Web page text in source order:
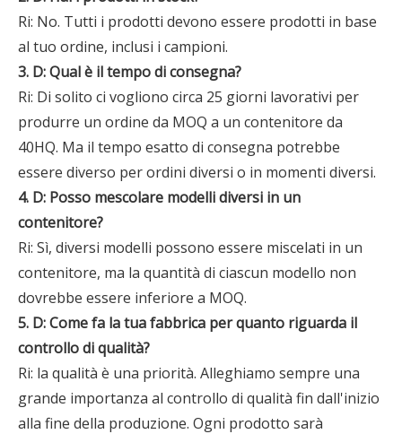
Ri: No. Tutti i prodotti devono essere prodotti in base
al tuo ordine, inclusi i campioni.
3. D: Qual è il tempo di consegna?
Ri: Di ​​solito ci vogliono circa 25 giorni lavorativi per
produrre un ordine da MOQ a un contenitore da
40HQ. Ma il tempo esatto di consegna potrebbe
essere diverso per ordini diversi o in momenti diversi.
4. D: Posso mescolare modelli diversi in un
contenitore?
Ri: Sì, diversi modelli possono essere miscelati in un
contenitore, ma la quantità di ciascun modello non
dovrebbe essere inferiore a MOQ.
5. D: Come fa la tua fabbrica per quanto riguarda il
controllo di qualità?
Ri: la qualità è una priorità. Alleghiamo sempre una
grande importanza al controllo di qualità fin dall'inizio
alla fine della produzione. Ogni prodotto sarà